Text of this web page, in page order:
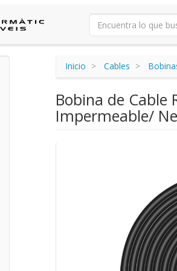
Inicio Cables
Bobina de Cable
Impermeable/